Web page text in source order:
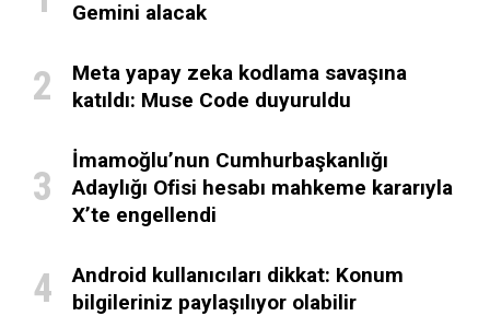
Gemini alacak
Meta yapay zeka kodlama savaşına
katıldı: Muse Code duyuruldu
İmamoğlu’nun Cumhurbaşkanlığı
Adaylığı Ofisi hesabı mahkeme kararıyla
X’te engellendi
Android kullanıcıları dikkat: Konum
bilgileriniz paylaşılıyor olabilir